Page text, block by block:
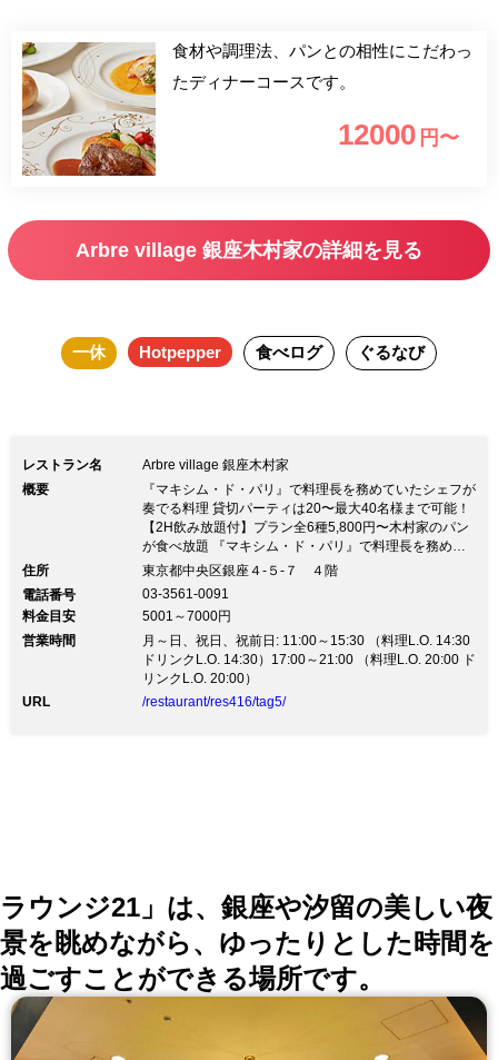
食材や調理法、パンとの相性にこだわっ
たディナーコースです。
12000 円〜
Arbre village 銀座木村家の詳細を見る
一休 Hotpepper 食べログ ぐるなび
レストラン名
Arbre village 銀座木村家
概要
『マキシム・ド・パリ』で料理長を務めていたシェフが
奏でる料理 貸切パーティは20〜最大40名様まで可能！
【2H飲み放題付】プラン全6種5,800円〜木村家のパン
が食べ放題 『マキシム・ド・パリ』で料理長を務めて
いたシェフが奏でる料理 貸切パーティは20〜最大40名
木村家のパンが食べ放題お店は景色も楽しめる銀座木村
家の4階！ 『マキシム・ド・パリ』で料理長を務めてい
たシェフが作る料理の数々をご堪能ください ◆大皿料
理のパーティープラン5,800円（税込）〜 プランには
2Hの飲み放題付き！ 旬の食材を使った豪華な料理を楽
しめます ◆前菜とメインが選べる3種類のコース全5
住所
東京都中央区銀座４-５-７ ４階
電話番号
03-3561-0091
料金目安
5001～7000円
営業時間
月～日、祝日、祝前日: 11:00～15:30 （料理L.O. 14:30
ドリンクL.O. 14:30）17:00～21:00 （料理L.O. 20:00 ド
リンクL.O. 20:00）
URL
/restaurant/res416/tag5/
ラウンジ21」は、銀座や汐留の美しい夜
景を眺めながら、ゆったりとした時間を
過ごすことができる場所です。